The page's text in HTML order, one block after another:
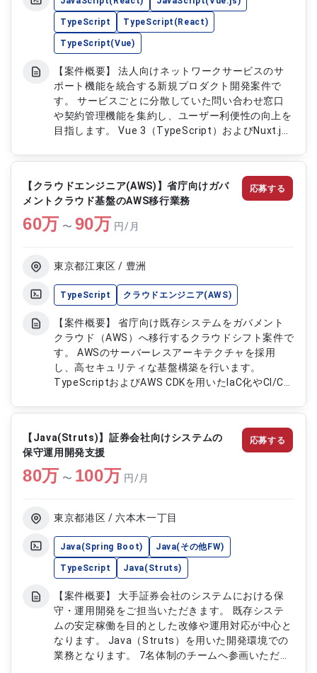
TypeScript TypeScript(React)
TypeScript(Vue)
【案件概要】 法人向けネットワークサービスのサ
ポート機能を統合する新規プロダクト開発案件で
す。 サービスごとに分散していた問い合わせ窓口
や契約管理機能を集約し、ユーザー利便性の向上を
目指します。 Vue 3（TypeScript）およびNuxt.js
いただきます。 状態管理やテスト設計、API連携を
含めた幅広い開発業務に携わることが可能です。
モダンな技術スタックを活用しながら開発を推進し
ていただくポジションです。 【作業内容】 ・Vue
3（TypeScript）／Nuxt.jsを用いたWebアプリケ
ーションの設計、開発 ・サービス申込、変更、解
態管理設計および実装対応 ・Vitest、Playwright
環境の整備、開発プロセス改善対応
【クラウドエンジニア(AWS)】省庁向けガバ
メントクラウド基盤のAWS移行業務
60万 〜 90万 円/月
東京都江東区 / 豊洲
TypeScript クラウドエンジニア(AWS)
【案件概要】 省庁向け既存システムをガバメント
クラウド（AWS）へ移行するクラウドシフト案件で
す。 AWSのサーバーレスアーキテクチャを採用
し、高セキュリティな基盤構築を行います。
TypeScriptおよびAWS CDKを用いたIaC化やCI/CD
構築フェーズに応じて出社対応を行うハイブリッド
バメントクラウド（AWS）移行対応 ・AWSサーバ
ーレスアーキテクチャを用いた基盤構築 ・
TypeScript、AWS CDKを用いたIaC対応 ・CI/CDパ
イプライン構築および自動化テスト対応 ・クラウ
応募する
【Java(Struts)】証券会社向けシステムの
保守運用開発支援
80万 〜 100万 円/月
東京都港区 / 六本木一丁目
Java(Spring Boot) Java(その他FW)
TypeScript Java(Struts)
【案件概要】 大手証券会社のシステムにおける保
守・運用開発をご担当いただきます。 既存システ
ムの安定稼働を目的とした改修や運用対応が中心と
なります。 Java（Struts）を用いた開発環境での
業務となります。 7名体制のチームへ参画いただ
応募する